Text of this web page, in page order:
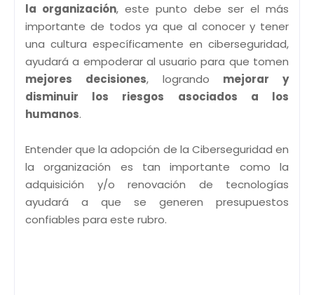
la organización, este punto debe ser el más
importante de todos ya que al conocer y tener
una cultura específicamente en ciberseguridad,
ayudará a empoderar al usuario para que tomen
mejores decisiones, logrando mejorar y
disminuir los riesgos asociados a los
humanos.
Entender que la adopción de la Ciberseguridad en
la organización es tan importante como la
adquisición y/o renovación de tecnologías
ayudará a que se generen presupuestos
confiables para este rubro.